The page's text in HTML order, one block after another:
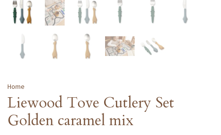
Home
Liewood Tove Cutlery Set
Golden caramel mix